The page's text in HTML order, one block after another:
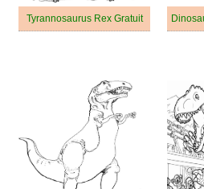
Tyrannosaurus Rex Gratuit